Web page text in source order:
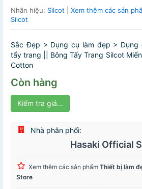
Nhãn hiệu: Silcot
Xem thêm các sản
Silcot
Sắc Đẹp > Dụng cụ làm đẹp > Dụng
tẩy trang || Bông Tẩy Trang Silcot
Cotton
Còn hàng
Kiểm tra giá...
Nhà phân phối:
Hasaki Official
Xem thêm các sản phẩm Thiết bị làm
Store